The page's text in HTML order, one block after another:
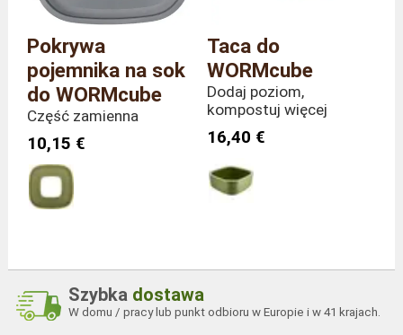
Pokrywa
pojemnika na sok
do WORMcube
Część zamienna
10,15 €
Taca do
WORMcube
Dodaj poziom,
kompostuj więcej
16,40 €
Szybka dostawa
W domu / pracy lub punkt odbioru w Europie i w 41 krajach.